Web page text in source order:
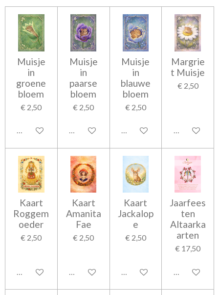
Muisje
in
groene
bloem
€ 2,50
In winkelwagen
Muisje
in
paarse
bloem
€ 2,50
In winkelwagen
Muisje
in
blauwe
bloem
€ 2,50
In winkelwagen
Margrie
t Muisje
€ 2,50
In
Kaart
Roggem
oeder
€ 2,50
In winkelwagen
Kaart
Amanita
Fae
€ 2,50
In winkelwagen
Kaart
Jackalop
e
€ 2,50
In winkelwagen
Jaarfees
ten
Altaarka
arten
€ 17,50
In